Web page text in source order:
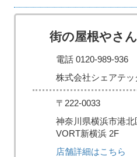
街の屋根やさ
電話 0120-989-936
株式会社シェアテッ
〒222-0033
神奈川県横浜市港北
VORT新横浜 2F
店舗詳細はこちら